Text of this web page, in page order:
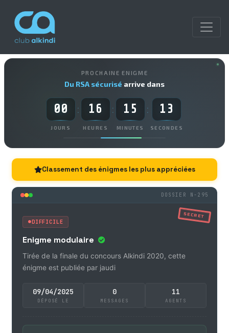
PROCHAINE ENIGME
Du RSA sécurisé arrive dans
00
JOURS
: 16
HEURES
: 15
MINUTES
: 12
SECONDES
Classement des énigmes les plus appréciées
DOSSIER N-295
SECRET
DIFFICILE
Enigme modulaire
Tirée de la finale du concours Alkindi 2020, cette
énigme est publiée par jaudi
09/04/2025
DÉPOSÉ LE
0
MESSAGES
11
AGENTS